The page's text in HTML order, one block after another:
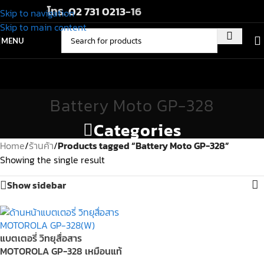
Skip to navigation
Skip to main content
โทร.02 731 0213-16
MENU
Battery Moto GP-328
Categories
Home/ร้านค้า/Products tagged “Battery Moto GP-328”
Showing the single result
Show sidebar
แบตเตอรี่ วิทยุสื่อสาร
MOTOROLA GP-328 เหมือนแท้